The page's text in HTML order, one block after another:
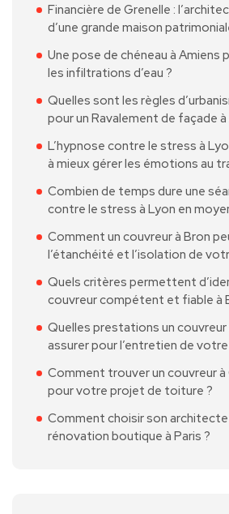
Financière de Grenelle :
d’une grande maison
Une pose de chéneau à Amiens
les infiltrations d’eau ?
Quelles sont les règles
pour un Ravalement de façade à
L’hypnose contre le stress à
à mieux gérer les émotions au
Combien de temps dure une
contre le stress à Lyon en
Comment un couvreur à Bron
l’étanchéité et l’isolation de
Quels critères permettent
couvreur compétent et fiable à
Quelles prestations un
assurer pour l’entretien de
Comment trouver un couvreur
pour votre projet de toiture ?
Comment choisir son architecte
rénovation boutique à Paris ?